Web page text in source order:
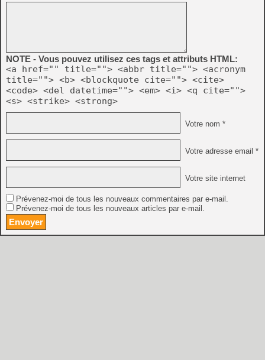
NOTE - Vous pouvez utilisez ces tags et attributs HTML:
<a href="" title=""> <abbr title=""> <acronym
title=""> <b> <blockquote cite=""> <cite>
<code> <del datetime=""> <em> <i> <q cite="">
<s> <strike> <strong>
Votre nom *
Votre adresse email *
Votre site internet
Prévenez-moi de tous les nouveaux commentaires par e-mail.
Prévenez-moi de tous les nouveaux articles par e-mail.